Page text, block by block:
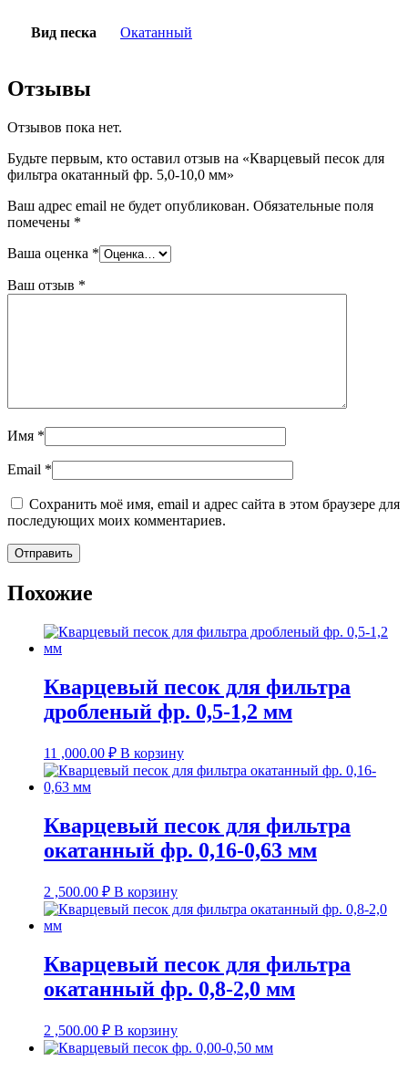
Вид песка Окатанный
Отзывы
Отзывов пока нет.
Будьте первым, кто оставил отзыв на «Кварцевый песок для
фильтра окатанный фр. 5,0-10,0 мм»
Ваш адрес email не будет опубликован. Обязательные поля
помечены *
Ваша оценка *
Ваш отзыв *
Имя *
Email *
Сохранить моё имя, email и адрес сайта в этом браузере для
последующих моих комментариев.
Похожие
Кварцевый песок для фильтра
дробленый фр. 0,5-1,2 мм
11 ,000.00 ₽ В корзину
Кварцевый песок для фильтра
окатанный фр. 0,16-0,63 мм
2 ,500.00 ₽ В корзину
Кварцевый песок для фильтра
окатанный фр. 0,8-2,0 мм
2 ,500.00 ₽ В корзину